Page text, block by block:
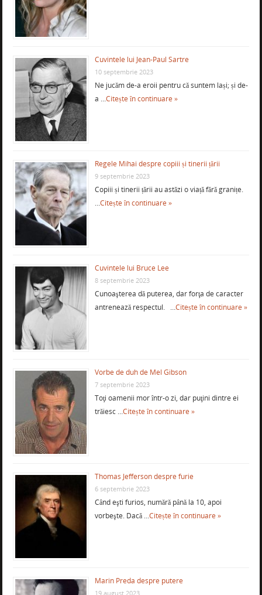
Cuvintele lui Jean-Paul Sartre
10 septembrie 2023
Ne jucăm de-a eroii pentru că suntem lași; și de-
a …Citește în continuare »
Regele Mihai despre copiii și tinerii țării
9 septembrie 2023
Copiii și tinerii țării au astăzi o viață fără granițe.
…Citește în continuare »
Cuvintele lui Bruce Lee
8 septembrie 2023
Cunoaşterea dă puterea, dar forţa de caracter
antrenează respectul. …Citește în continuare »
Vorbe de duh de Mel Gibson
7 septembrie 2023
Toţi oamenii mor într-o zi, dar puţini dintre ei
trăiesc …Citește în continuare »
Thomas Jefferson despre furie
6 septembrie 2023
Când eşti furios, numără până la 10, apoi
vorbeşte. Dacă …Citește în continuare »
Marin Preda despre putere
19 august 2023